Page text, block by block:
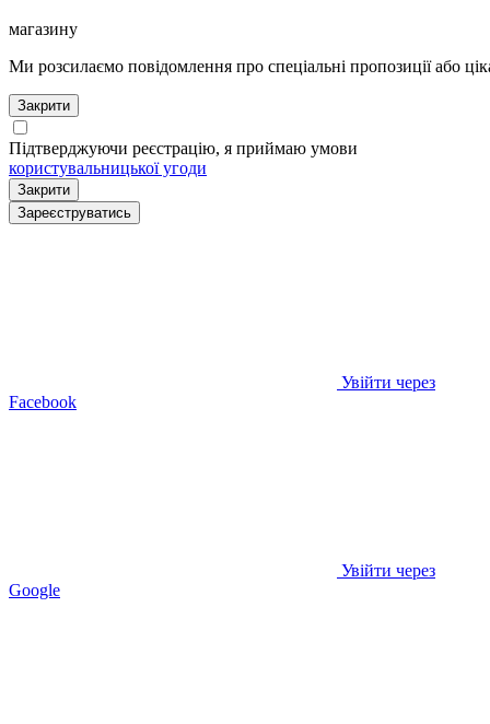
магазину
Ми розсилаємо повідомлення про спеціальні пропозиції або
Закрити
Підтверджуючи реєстрацію, я приймаю умови
користувальницької угоди
Закрити
Зареєструватись
Увійти через
Facebook
Увійти через
Google